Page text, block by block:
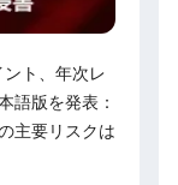
ト、年次レ
語版を発表：
主要リスクは